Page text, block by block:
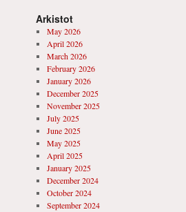
Arkistot
May 2026
April 2026
March 2026
February 2026
January 2026
December 2025
November 2025
July 2025
June 2025
May 2025
April 2025
January 2025
December 2024
October 2024
September 2024